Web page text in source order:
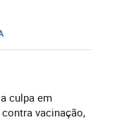
culpa em
vacinação,